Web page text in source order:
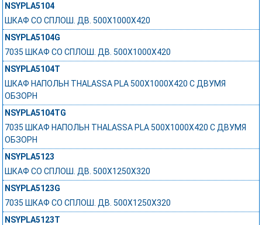
NSYPLA5104
ШКАФ СО СПЛОШ. ДВ. 500Х1000Х420
NSYPLA5104G
7035 ШКАФ СО СПЛОШ. ДВ. 500Х1000Х420
NSYPLA5104T
ШКАФ НАПОЛЬН THALASSA PLA 500X1000X420 C ДВУМЯ
ОБЗОРН
NSYPLA5104TG
7035 ШКАФ НАПОЛЬН THALASSA PLA 500X1000X420 C ДВУМЯ
ОБЗОРН
NSYPLA5123
ШКАФ СО СПЛОШ. ДВ. 500Х1250Х320
NSYPLA5123G
7035 ШКАФ СО СПЛОШ. ДВ. 500Х1250Х320
NSYPLA5123T